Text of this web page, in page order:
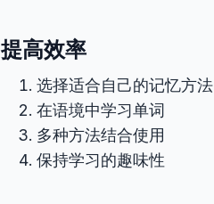
提高效率
选择适合自己的记忆方法
在语境中学习单词
多种方法结合使用
保持学习的趣味性